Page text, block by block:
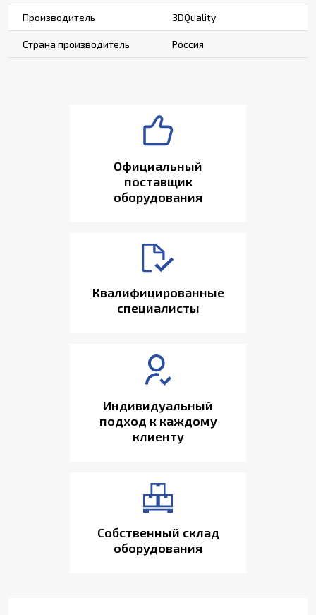
Производитель 3DQuality
Страна производитель Россия
Официальный
поставщик
оборудования
Квалифицированные
специалисты
Индивидуальный
подход к каждому
клиенту
Собственный склад
оборудования